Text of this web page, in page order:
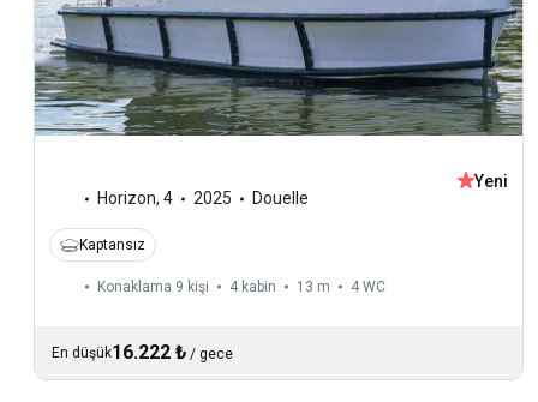
Horizon, 4 2025 Douelle
Yeni
Kaptansız
Konaklama 9 kişi 4 kabin 13 m 4 WC
En düşük16.222 ₺ / gece